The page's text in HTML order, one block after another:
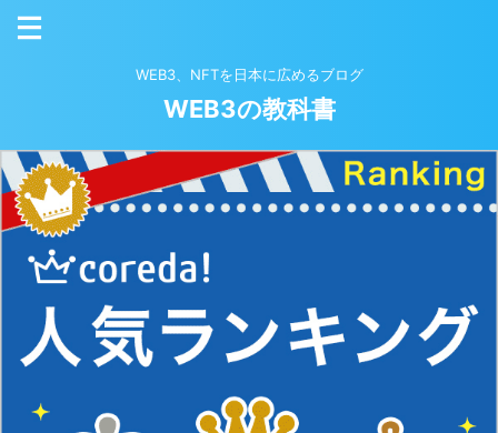
WEB3、NFTを日本に広めるブログ
WEB3の教科書